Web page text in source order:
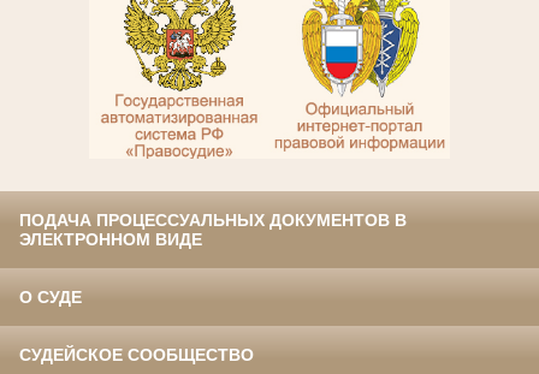
ПОДАЧА ПРОЦЕССУАЛЬНЫХ ДОКУМЕНТОВ В
ЭЛЕКТРОННОМ ВИДЕ
О СУДЕ
СУДЕЙСКОЕ СООБЩЕСТВО